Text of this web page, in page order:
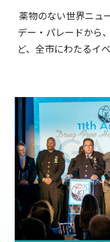
薬物のない世界ニュ
デー・パレードから
ど、全市にわたるイ